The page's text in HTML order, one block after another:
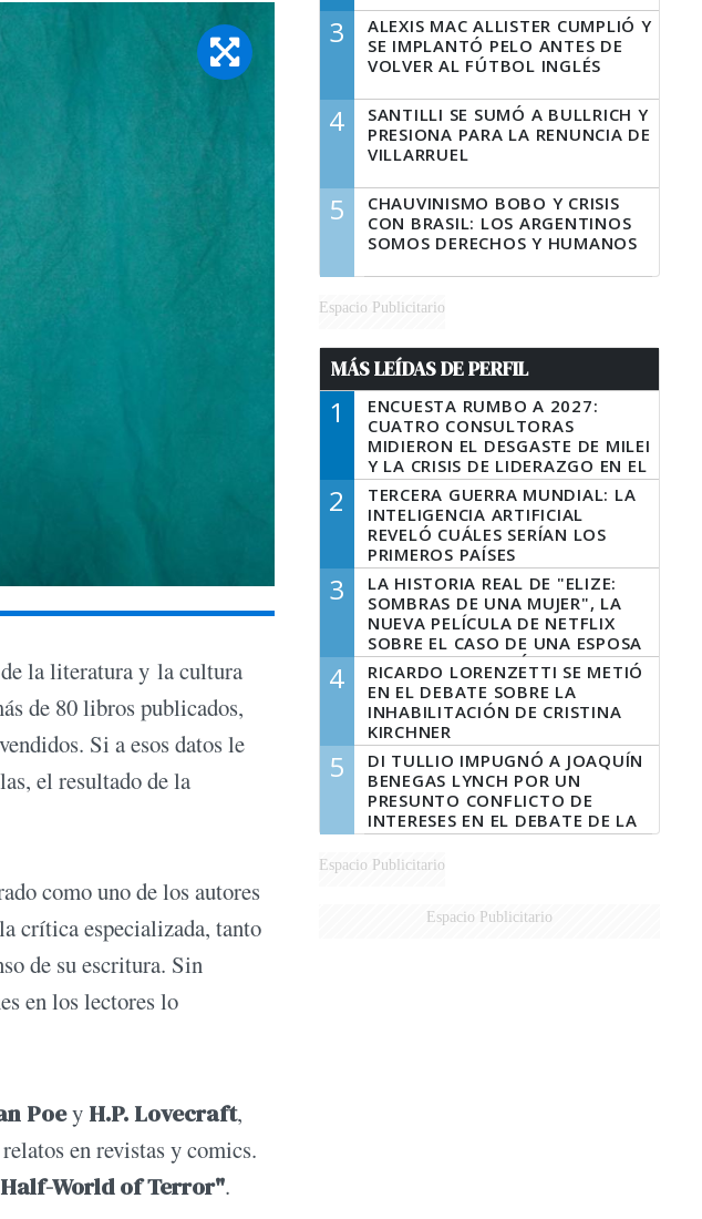
la literatura y la cultura
de 80 libros publicados,
Si a esos datos le
el resultado de la
como uno de los autores
crítica especializada, tanto
de su escritura. Sin
en los lectores lo
Poey H.P. Lovecraft,
en revistas y comics.
World of Terror".
3
ALEXIS MAC ALLISTER CUMPLIÓ Y
SE IMPLANTÓ PELO ANTES DE
VOLVER AL FÚTBOL INGLÉS
4
SANTILLI SE SUMÓ A BULLRICH Y
PRESIONA PARA LA RENUNCIA DE
VILLARRUEL
5
CHAUVINISMO BOBO Y CRISIS
CON BRASIL: LOS ARGENTINOS
SOMOS DERECHOS Y HUMANOS
Espacio Publicitario
MÁS LEÍDAS DE PERFIL
1
ENCUESTA RUMBO A 2027:
CUATRO CONSULTORAS
MIDIERON EL DESGASTE DE MILEI
Y LA CRISIS DE LIDERAZGO EN EL
PERONISMO
2
TERCERA GUERRA MUNDIAL: LA
INTELIGENCIA ARTIFICIAL
REVELÓ CUÁLES SERÍAN LOS
PRIMEROS PAÍSES
LATINOAMERICANOS EN SER
DERROTADOS
3
LA HISTORIA REAL DE "ELIZE:
SOMBRAS DE UNA MUJER", LA
NUEVA PELÍCULA DE NETFLIX
SOBRE EL CASO DE UNA ESPOSA
QUE DESCUARTIZÓ A SU
MARIDO
4
RICARDO LORENZETTI SE METIÓ
EN EL DEBATE SOBRE LA
INHABILITACIÓN DE CRISTINA
KIRCHNER
5
DI TULLIO IMPUGNÓ A JOAQUÍN
BENEGAS LYNCH POR UN
PRESUNTO CONFLICTO DE
INTERESES EN EL DEBATE DE LA
LEY DE TIERRAS
Espacio Publicitario
Espacio Publicitario